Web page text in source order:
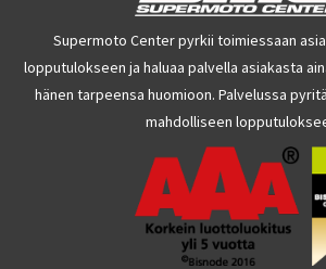
Supermoto Center pyrkii toimiessaan
lopputulokseen ja haluaa palvella asiakasta
hänen tarpeensa huomioon. Palvelussa
mahdolliseen